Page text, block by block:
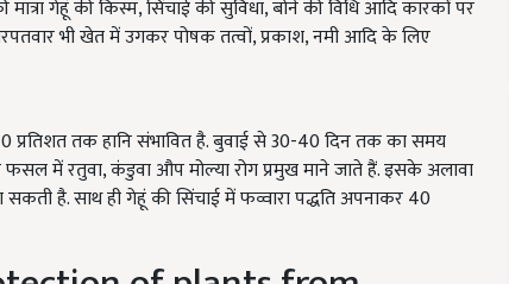
गेहूं की किस्म, सिंचाई की सुविधा, बोने की विधि आदि कारकों पर
भी खेत में उगकर पोषक तत्वों, प्रकाश, नमी आदि के लिए
प्रतिशत तक हानि संभावित है. बुवाई से 30-40 दिन तक का समय
फसल में रतुवा, कंडुवा औप मोल्या रोग प्रमुख माने जाते हैं. इसके अलावा
है. साथ ही गेहूं की सिंचाई में फव्वारा पद्धति अपनाकर 40